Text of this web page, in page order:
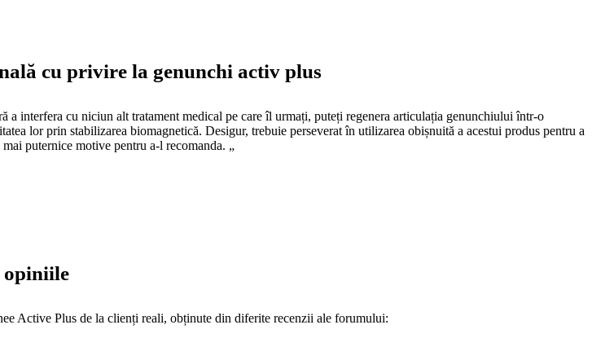
cu privire la genunchi activ plus
interfera cu niciun alt tratament medical pe care îl urmați, puteți regenera articulația genunchiului într-o
lor prin stabilizarea biomagnetică. Desigur, trebuie perseverat în utilizarea obișnuită a acestui produs pentru a
puternice motive pentru a-l recomanda. „
opiniile
Active Plus de la clienți reali, obținute din diferite recenzii ale forumului: